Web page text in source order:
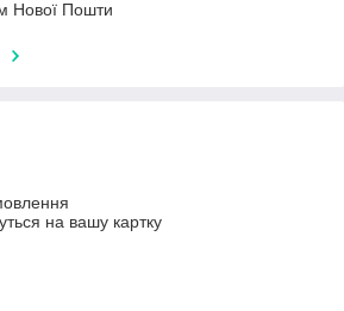
Нової Пошти
на вашу картку